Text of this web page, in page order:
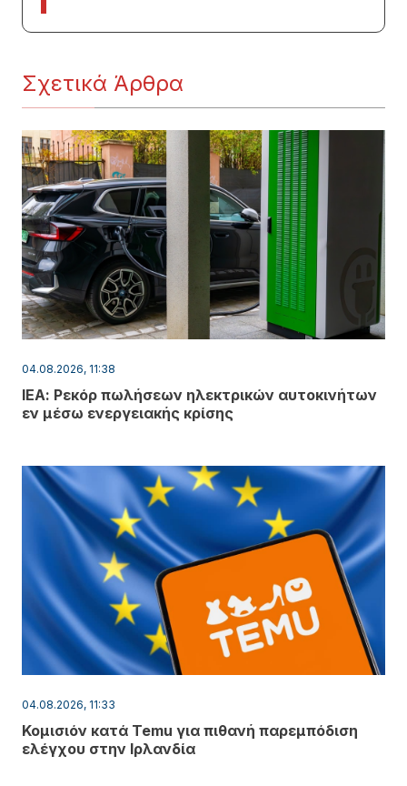
Σχετικά Άρθρα
04.08.2026, 11:38
ΙΕΑ: Ρεκόρ πωλήσεων ηλεκτρικών αυτοκινήτων
εν μέσω ενεργειακής κρίσης
04.08.2026, 11:33
Κομισιόν κατά Temu για πιθανή παρεμπόδιση
ελέγχου στην Ιρλανδία